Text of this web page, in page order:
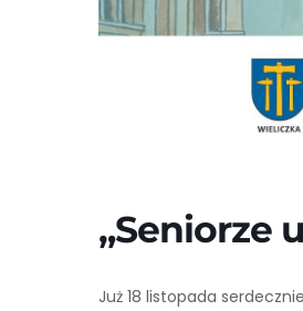
„Seniorze
Już 18 listopada